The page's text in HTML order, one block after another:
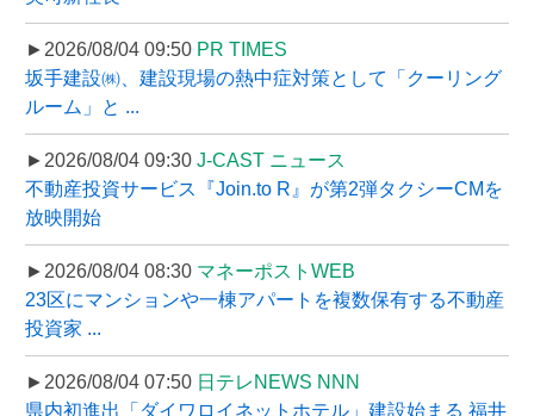
►2026/08/04 09:50 PR TIMES
坂手建設㈱、建設現場の熱中症対策として「クーリング
ルーム」と ...
►2026/08/04 09:30 J-CAST ニュース
不動産投資サービス『Join.to R』が第2弾タクシーCMを
放映開始
►2026/08/04 08:30 マネーポストWEB
23区にマンションや一棟アパートを複数保有する不動産
投資家 ...
►2026/08/04 07:50 日テレNEWS NNN
県内初進出「ダイワロイネットホテル」建設始まる 福井